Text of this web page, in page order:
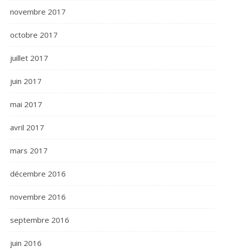
novembre 2017
octobre 2017
juillet 2017
juin 2017
mai 2017
avril 2017
mars 2017
décembre 2016
novembre 2016
septembre 2016
juin 2016